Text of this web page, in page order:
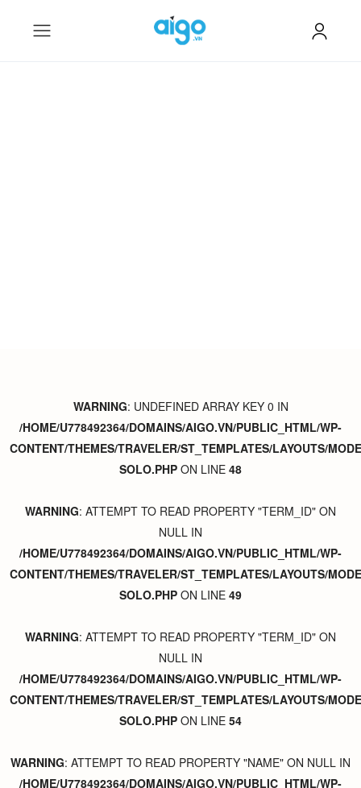
WARNING: UNDEFINED ARRAY KEY 0 IN
/HOME/U778492364/DOMAINS/AIGO.VN/PUBLIC_HTML/WP-
CONTENT/THEMES/TRAVELER/ST_TEMPLATES/LAYOUTS/
SOLO.PHP ON LINE 48
WARNING: ATTEMPT TO READ PROPERTY "TERM_ID" ON
NULL IN
/HOME/U778492364/DOMAINS/AIGO.VN/PUBLIC_HTML/WP-
CONTENT/THEMES/TRAVELER/ST_TEMPLATES/LAYOUTS/
SOLO.PHP ON LINE 49
WARNING: ATTEMPT TO READ PROPERTY "TERM_ID" ON
NULL IN
/HOME/U778492364/DOMAINS/AIGO.VN/PUBLIC_HTML/WP-
CONTENT/THEMES/TRAVELER/ST_TEMPLATES/LAYOUTS/
SOLO.PHP ON LINE 54
WARNING: ATTEMPT TO READ PROPERTY "NAME" ON NULL IN
/HOME/U778492364/DOMAINS/AIGO.VN/PUBLIC_HTML/WP-